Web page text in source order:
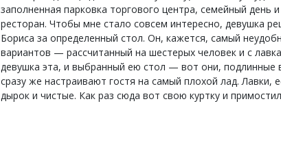
заполненная парковка торгового центра, семейный день
ресторан. Чтобы мне стало совсем интересно, девушка
Бориса за определенный стол. Он, кажется, самый
вариантов — рассчитанный на шестерых человек и с
девушка эта, и выбранный ею стол — вот они, подлинные
сразу же настраивают гостя на самый плохой лад. Лавки,
дырок и чистые. Как раз сюда вот свою куртку и